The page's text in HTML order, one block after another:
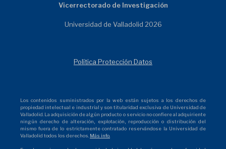
Vicerrectorado de Investigación
Universidad de Valladolid 2026
Política Protección Datos
Los contenidos suministrados por la web están sujetos a los derechos de
propiedad intelectual e industrial y son titularidad exclusiva de Universidad de
Valladolid. La adquisición de algún producto o servicio no confiere al adquiriente
ningún derecho de alteración, explotación, reproducción o distribución del
mismo fuera de lo estrictamente contratado reservándose la Universidad de
Valladolid todos los derechos. Más info.